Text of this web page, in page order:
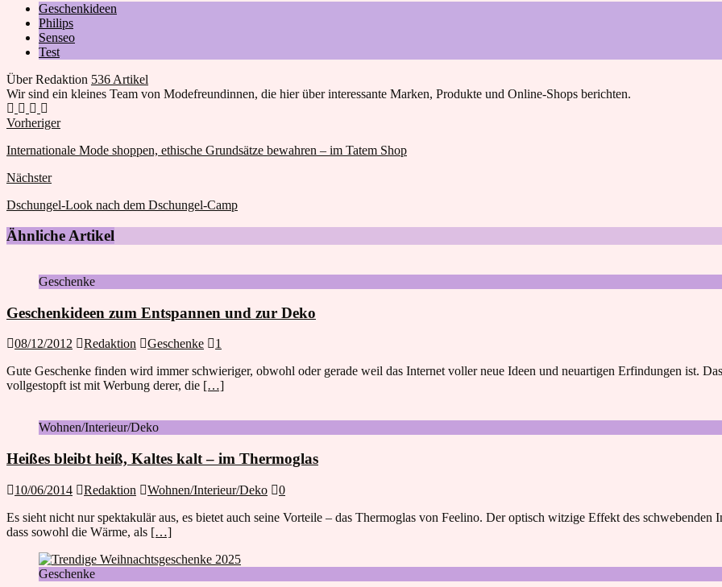
Geschenkideen
Philips
Senseo
Test
Über Redaktion 536 Artikel
Wir sind ein kleines Team von Modefreundinnen, die hier über interessante Marken, Produkte und Online-Shops berichten.
Webseite
Facebook
Twitter
Vorheriger
Internationale Mode shoppen, ethische Grundsätze bewahren – im Tatem Shop
Nächster
Dschungel-Look nach dem Dschungel-Camp
Ähnliche Artikel
Geschenke
Geschenkideen zum Entspannen und zur Deko
08/12/2012 Redaktion Geschenke
1
Gute Geschenke finden wird immer schwieriger, obwohl oder gerade weil das Internet voller neue Ideen und neuartigen Erfindungen ist.
vollgestopft ist mit Werbung derer, die […]
Wohnen/Interieur/Deko
Heißes bleibt heiß, Kaltes kalt – im Thermoglas
10/06/2014 Redaktion Wohnen/Interieur/Deko
0
Es sieht nicht nur spektakulär aus, es bietet auch seine Vorteile – das Thermoglas von Feelino. Der optisch witzige Effekt des
dass sowohl die Wärme, als […]
Geschenke